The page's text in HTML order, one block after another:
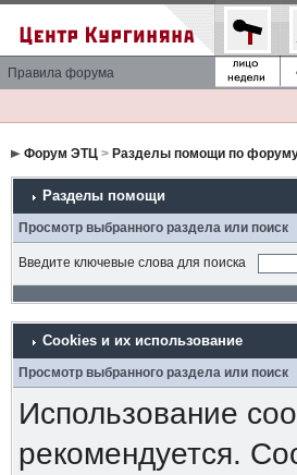
Правила форума
Форум ЭТЦ> Разделы помощи по
Разделы помощи
Просмотр выбранного раздела или поиск
Введите ключевые слова для поиска
Cookies и их использование
Просмотр выбранного раздела или поиск
Использование
рекомендуется.